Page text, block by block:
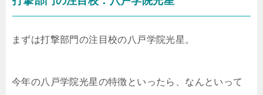
まずは打撃部門の注目校の八戸学院光星。
今年の八戸学院光星の特徴といったら、なんといって